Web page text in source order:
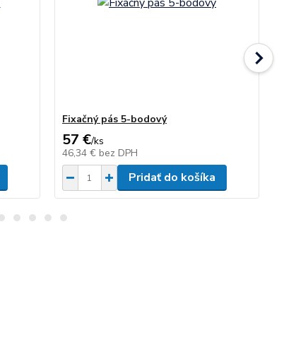
Fixačný pás 5-bodový
57 €/ks
46,34 € bez DPH
Pridať do košíka